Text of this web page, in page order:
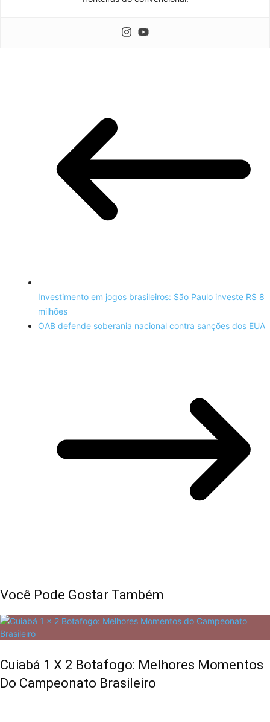
Investimento em jogos brasileiros: São Paulo investe R$ 8
milhões
OAB defende soberania nacional contra sanções dos EUA
Você Pode Gostar Também
Cuiabá 1 X 2 Botafogo: Melhores Momentos
Do Campeonato Brasileiro